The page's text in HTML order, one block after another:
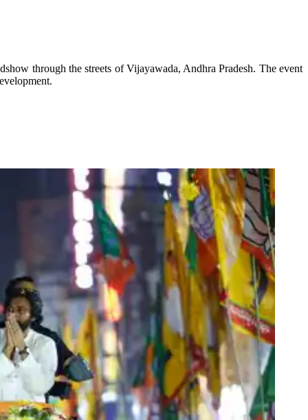
through the streets of Vijayawada, Andhra Pradesh. The event